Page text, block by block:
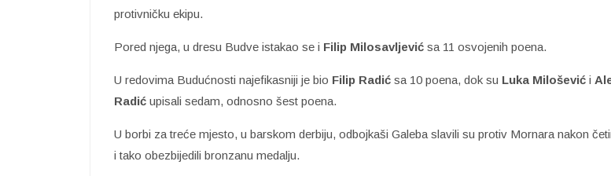
protivničku ekipu.
Pored njega, u dresu Budve istakao se i Filip Milosavljević sa 11 osvojenih poena.
U redovima Budućnosti najefikasniji je bio Filip Radić sa 10 poena, dok su Luka Milošević i
Radić upisali sedam, odnosno šest poena.
U borbi za treće mjesto, u barskom derbiju, odbojkaši Galeba slavili su protiv Mornara nakon
i tako obezbijedili bronzanu medalju.